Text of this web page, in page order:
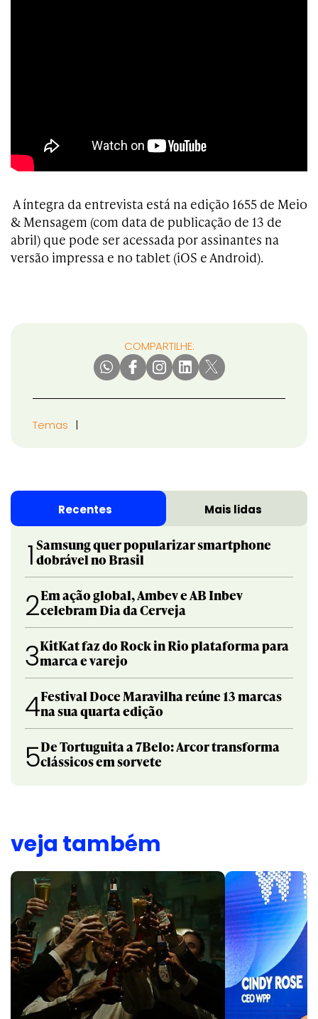
A íntegra da entrevista está na edição 1655 de Meio
& Mensagem (com data de publicação de 13 de
abril) que pode ser acessada por assinantes na
versão impressa e no tablet (iOS e Android).
COMPARTILHE:
Temas
Recentes Mais lidas
1 Samsung quer popularizar smartphone
dobrável no Brasil
2Em ação global, Ambev e AB Inbev
celebram Dia da Cerveja
3KitKat faz do Rock in Rio plataforma para
marca e varejo
4Festival Doce Maravilha reúne 13 marcas
na sua quarta edição
5De Tortuguita a 7Belo: Arcor transforma
clássicos em sorvete
veja também